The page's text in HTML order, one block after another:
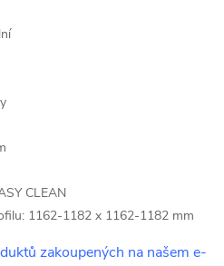
CLEAN
1162-1182 x 1162-1182 mm
zakoupených na našem e-